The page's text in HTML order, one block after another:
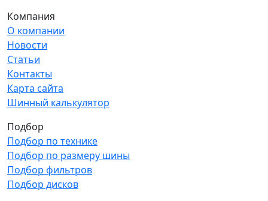
Компания
О компании
Новости
Статьи
Контакты
Карта сайта
Шинный калькулятор
Подбор
Подбор по технике
Подбор по размеру шины
Подбор фильтров
Подбор дисков